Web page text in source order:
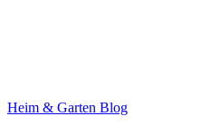
Heim & Garten Blog